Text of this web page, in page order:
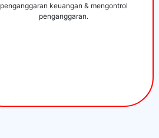
penganggaran keuangan & mengontrol
penganggaran.